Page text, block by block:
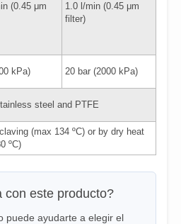
(0.45 μm
1.0 l/min (0.45 μm
filter)
kPa) 20 bar (2000 kPa)
steel and PTFE
(max 134 ºC) or by dry heat
ºC)
con este producto?
puede ayudarte a elegir el